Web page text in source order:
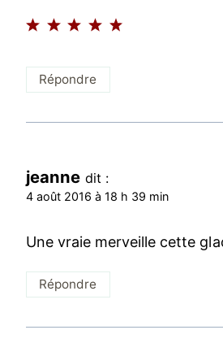
Répondre
jeanne dit :
4 août 2016 à 18 h 39 min
Une vraie merveille cette
Répondre